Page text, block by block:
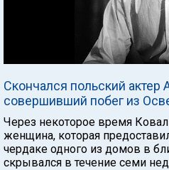
Скончался польский актер
совершивший побег из
Через некоторое время
женщина, которая
чердаке одного из домов в
скрывался в течение семи